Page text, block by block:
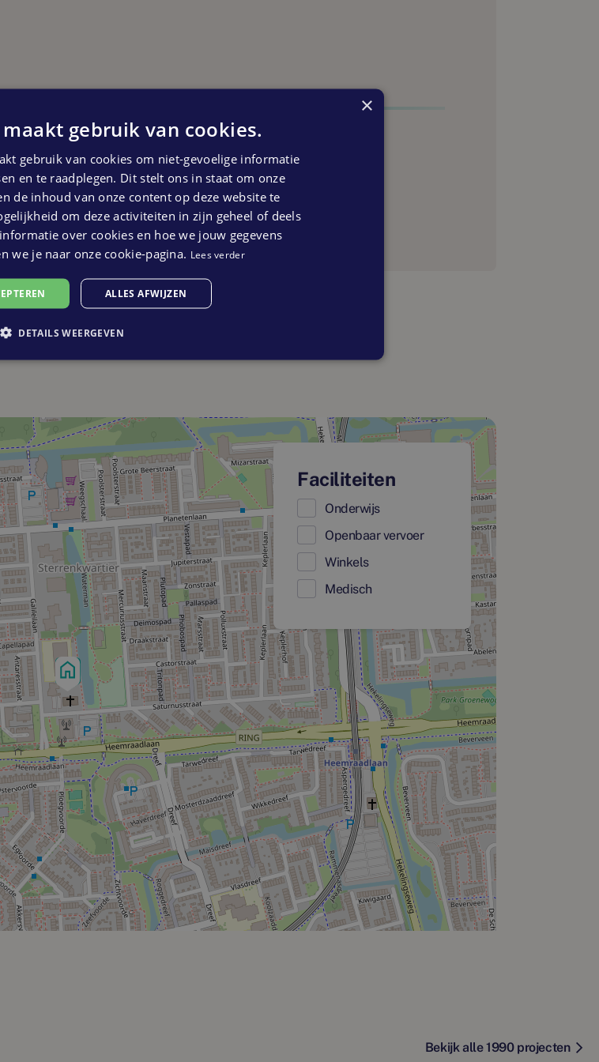
Start oplevering
Derde kwartaal 2026
worden aan bovenstaande planning
Faciliteiten
Onderwijs
Openbaar vervoer
Winkels
Medisch
Bekijk alle 1990 projecten
×
gebruik van cookies.
gebruik van cookies om niet-gevoelige informatie
en te raadplegen. Dit stelt ons in staat om onze
de inhoud van onze content op deze website te
om deze activiteiten in zijn geheel of deels
over cookies en hoe we jouw gegevens
we je naar onze cookie-pagina. Lees verder
ALLES AFWIJZEN
DETAILS WEERGEVEN